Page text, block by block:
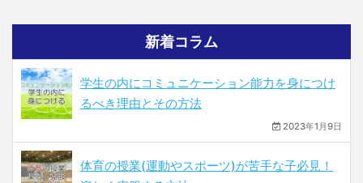
新着コラム
学生の内にコミュニケーション能力を身につけ
るべき理由とその方法
2023年1月9日
体育の授業(運動やスポーツ)が苦手な子必見！